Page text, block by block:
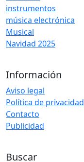
instrumentos
música electrónica
Musical
Navidad 2025
Información
Aviso legal
Política de privacidad
Contacto
Publicidad
Buscar